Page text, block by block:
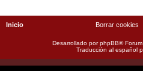
Inicio Borrar cookies
Desarrollado porphpBB®
Traducción al español